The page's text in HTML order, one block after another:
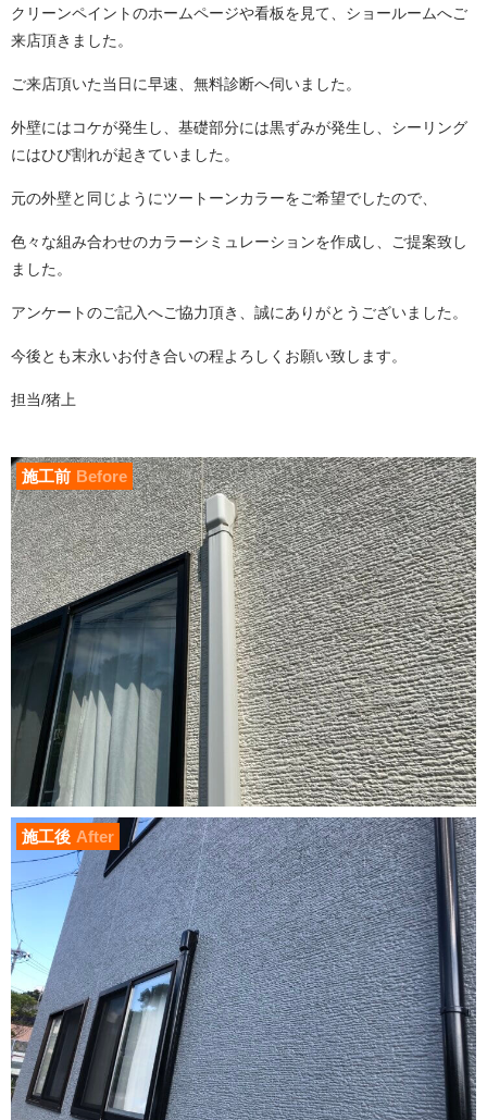
クリーンペイントのホームページや看板を見て、ショールームへご
来店頂きました。
ご来店頂いた当日に早速、無料診断へ伺いました。
外壁にはコケが発生し、基礎部分には黒ずみが発生し、シーリング
にはひび割れが起きていました。
元の外壁と同じようにツートーンカラーをご希望でしたので、
色々な組み合わせのカラーシミュレーションを作成し、ご提案致し
ました。
アンケートのご記入へご協力頂き、誠にありがとうございました。
今後とも末永いお付き合いの程よろしくお願い致します。
担当/猪上
施工前 Before
施工後 After